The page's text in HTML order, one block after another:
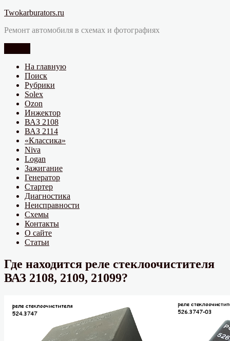
Перейти
содержимому
Twokarburators.ru
Ремонт автомобиля в схемах и фотографиях
На главную
Поиск
Рубрики
Solex
Ozon
Инжектор
ВАЗ 2108
ВАЗ 2114
«Классика»
Niva
Logan
Зажигание
Генератор
Стартер
Диагностика
Неисправности
Схемы
Контакты
О сайте
Статьи
Где находится реле стеклоочистителя
ВАЗ 2108, 2109, 21099?